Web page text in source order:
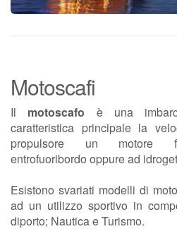
Motoscafi
Il motoscafo è una
caratteristica principale la
propulsore un motore
entrofuoribordo oppure ad
Esistono svariati modelli di
ad un utilizzo sportivo in
diporto; Nautica e Turismo.